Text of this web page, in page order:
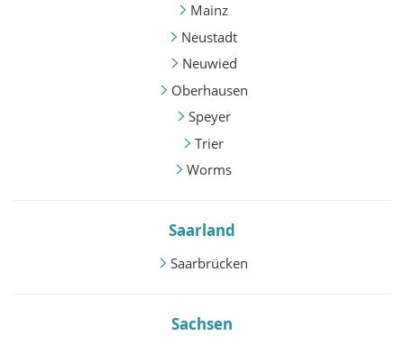
Mainz
Neustadt
Neuwied
Oberhausen
Speyer
Trier
Worms
Saarland
Saarbrücken
Sachsen